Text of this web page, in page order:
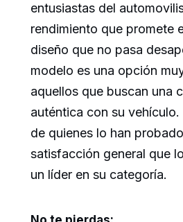
entusiastas del
rendimiento que promete
diseño que no pasa
modelo es una opción
aquellos que buscan una
auténtica con su
de quienes lo han
satisfacción general que
un líder en su categoría.